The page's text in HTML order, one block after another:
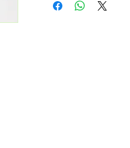
サイズ：約14.7×4.7㎜